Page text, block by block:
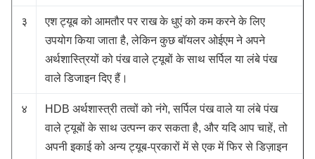
३
एश ट्यूब को आमतौर पर राख के धुएं को कम करने के लिए
उपयोग किया जाता है, लेकिन कुछ बॉयलर ओईएम ने अपने
अर्थशास्त्रियों को पंख वाले ट्यूबों के साथ सर्पिल या लंबे पंख
वाले डिजाइन दिए हैं।
४
HDB अर्थशास्त्री तत्वों को नंगे, सर्पिल पंख वाले या लंबे पंख
वाले ट्यूबों के साथ उत्पन्न कर सकता है, और यदि आप चाहें, तो
अपनी इकाई को अन्य ट्यूब-प्रकारों में से एक में फिर से डिज़ाइन